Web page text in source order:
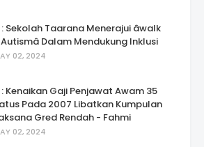
Sekolah Taarana Menerajui âwalk
Dalam Mendukung Inklusi
02, 2024
Kenaikan Gaji Penjawat Awam 35
Pada 2007 Libatkan Kumpulan
Gred Rendah - Fahmi
02, 2024